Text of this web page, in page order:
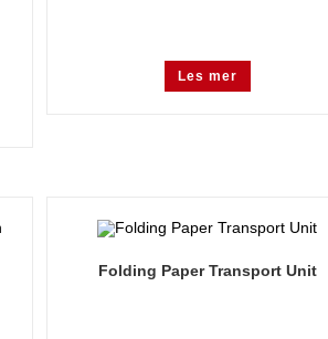
Les mer
Folding Paper Transport Unit